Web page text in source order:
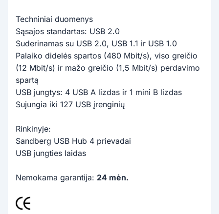
Techniniai duomenys
Sąsajos standartas: USB 2.0
Suderinamas su USB 2.0, USB 1.1 ir USB 1.0
Palaiko didelės spartos (480 Mbit/s), viso greičio
(12 Mbit/s) ir mažo greičio (1,5 Mbit/s) perdavimo
spartą
USB jungtys: 4 USB A lizdas ir 1 mini B lizdas
Sujungia iki 127 USB įrenginių
Rinkinyje:
Sandberg USB Hub 4 prievadai
USB jungties laidas
Nemokama garantija: 24 mėn.